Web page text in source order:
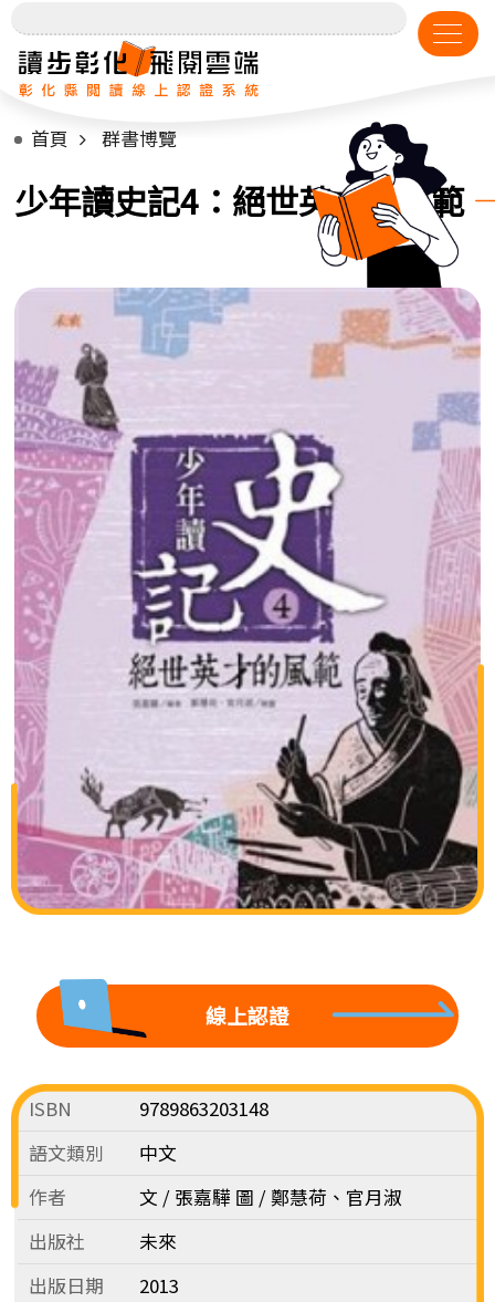
首頁 群書博覽
少年讀史記4：絕世英才的風範
線上認證
ISBN
9789863203148
語文類別
中文
作者
文 / 張嘉驊 圖 / 鄭慧荷、官月淑
出版社
未來
出版日期
2013